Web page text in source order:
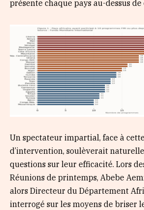
présente chaque pays au-dessus de
Un spectateur impartial, face à
d’intervention, soulèverait
questions sur leur efficacité. Lors
Réunions de printemps, Abebe
alors Directeur du Département
interrogé sur les moyens de briser